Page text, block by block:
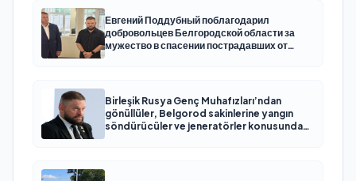
Евгений Поддубный поблагодарил
добровольцев Белгородской области за
мужество в спасении пострадавших от
Birleşik Rusya Genç Muhafızları’ndan
gönüllüler, Belgorod sakinlerine yangın
söndürücüler ve jeneratörler konusunda